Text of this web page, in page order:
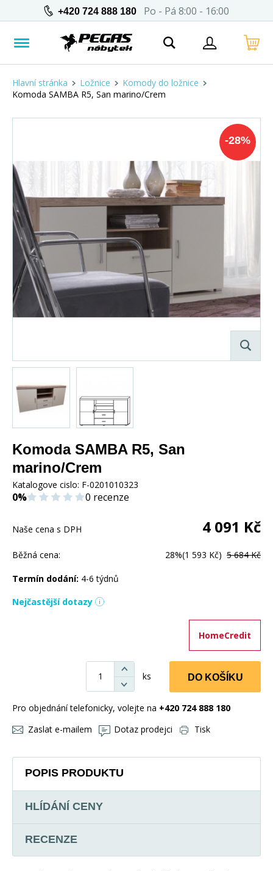
+420 724 888 180 Po - Pá 8:00 - 16:00
Hlavní stránka Ložnice
Komody do ložnice
Komoda SAMBA R5, San marino/Crem
-28%
Komoda SAMBA R5, San
marino/Crem
Katalogove cislo: F-0201010323
0% 0 recenze
Naše cena s DPH 4 091 Kč
Běžná cena: 28%(1 593 Kč) 5 684 Kč
Termín dodání: 4-6 týdnů
Nejčastější dotazy
HomeCredit
ks DO KOŠÍKU
Pro objednání telefonicky, volejte na +420 724 888 180
Zaslat e-mailem
Dotaz prodejci Tisk
POPIS PRODUKTU
HLÍDÁNÍ CENY
RECENZE